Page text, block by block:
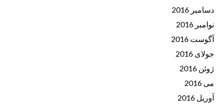
دسامبر 2016
نوامبر 2016
آگوست 2016
جولای 2016
ژوئن 2016
می 2016
آوریل 2016